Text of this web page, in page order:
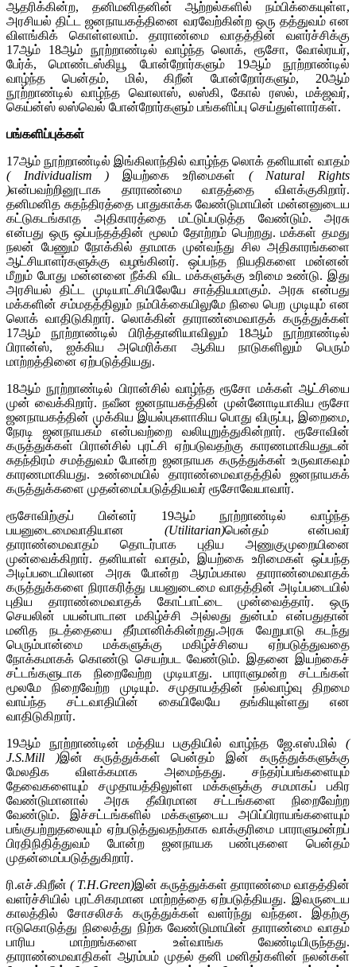
ஆதரிக்கின்ற, தனிமனிதனின் ஆற்றல்களில் நம்பிக்கையுள்ள,
அரசியல் திட்ட ஜனநாயகத்தினை வரவேற்கின்ற ஒரு தத்துவம் என
விளங்கிக் கொள்ளலாம். தாராண்மை வாதத்தின் வளர்ச்சிக்கு
17ஆம் 18ஆம் நூற்றாண்டில் வாழ்ந்த லொக், ரூசோ, வோல்ரயர்,
பேர்க், மொண்டஸ்கியூ போன்றோர்களும் 19ஆம் நூற்றாண்டில்
வாழ்ந்த பென்தம், மில், கிறீன் போன்றோர்களும், 20ஆம்
நூற்றாண்டில் வாழ்ந்த வொலாஸ், லஸ்கி, கோல் ரஸல், மக்ஜவர்,
கெய்ன்ஸ் லஸ்வெல் போன்றோர்களும் பங்களிப்பு செய்துள்ளார்கள்.
பங்களிப்புக்கள்
17ஆம் நூற்றாண்டில் இங்கிலாந்தில் வாழ்ந்த லொக் தனியாள் வாதம்
(
Individualism ) இயற்கை உரிமைகள் (
Natural Rights
)என்பவற்றினூடாக தாராண்மை வாதத்தை விளக்குகிறார்.
தனிமனித சுதந்திரத்தை பாதுகாக்க வேண்டுமாயின் மன்னனுடைய
கட்டுகடங்காத அதிகாரத்தை மட்டுப்படுத்த வேண்டும். அரசு
என்பது ஒரு ஒப்பந்தத்தின் மூலம் தோற்றம் பெற்றது. மக்கள் தமது
நலன் பேணும் நோக்கில் தாமாக முன்வந்து சில அதிகாரங்களை
ஆட்சியாளர்களுக்கு வழங்கினர். ஒப்பந்த நியதிகளை மன்னன்
மீறும் போது மன்னனை நீக்கி விட மக்களுக்கு உரிமை உண்டு. இது
அரசியல் திட்ட முடியாட்சியிலேயே சாத்தியமாகும். அரசு என்பது
மக்களின் சம்மதத்திலும் நம்பிக்கையிலுமே நிலை பெற முடியும் என
லொக் வாதிடுகிறார். லொக்கின் தாராண்மைவாதக் கருத்துக்கள்
17ஆம் நூற்றாண்டில் பிரித்தானியாவிலும் 18ஆம் நூற்றாண்டில்
பிரான்ஸ், ஐக்கிய அமெரிக்கா ஆகிய நாடுகளிலும் பெரும்
மாற்றத்தினை ஏற்படுத்தியது.
18ஆம் நூற்றாண்டில் பிரான்சில் வாழ்ந்த ரூசோ மக்கள் ஆட்சியை
முன் வைக்கிறார். நவீன ஜனநாயகத்தின் முன்னோடியாகிய ரூசோ
ஜனநாயகத்தின் முக்கிய இயல்புகளாகிய பொது விருப்பு, இறைமை,
நேரடி ஜனநாயகம் என்பவற்றை வலியுறுத்துகின்றார். ரூசோவின்
கருத்துக்கள் பிரான்சில் புரட்சி ஏற்படுவதற்கு காரணமாகியதுடன்
சுதந்திரம் சமத்துவம் போன்ற ஜனநாயக கருத்துக்கள் உருவாகவும்
காரணமாகியது. உண்மையில் தாராண்மைவாதத்தில் ஜனநாயகக்
கருத்துக்களை முதன்மைப்படுத்தியவர் ரூசோவேயாவார்.
ரூசோவிற்குப் பின்னர் 19ஆம் நூற்றாண்டில் வாழ்ந்த
பயனுடைமைவாதியான (Utilitarian)பென்தம் என்பவர்
தாராண்மைவாதம் தொடர்பாக புதிய அணுகுமுறையினை
முன்வைக்கிறார். தனியாள் வாதம், இயற்கை உரிமைகள் ஒப்பந்த
அடிப்படையிலான அரசு போன்ற ஆரம்பகால தாராண்மைவாதக்
கருத்துக்களை நிராகரித்து பயனுடைமை வாதத்தின் அடிப்படையில்
புதிய தாராண்மைவாதக் கோட்பாட்டை முன்வைத்தார். ஒரு
செயலின் பயன்பாடான மகிழ்ச்சி அல்லது துன்பம் என்பதுதான்
மனித நடத்தையை தீர்மானிக்கின்றது.அரசு வேறுபாடு கடந்து
பெரும்பான்மை மக்களுக்கு மகிழ்ச்சியை ஏற்படுத்துவதை
நோக்கமாகக் கொண்டு செயற்பட வேண்டும். இதனை இயற்கைச்
சட்டங்களுடாக நிறைவேற்ற முடியாது. பாராளுமன்ற சட்டங்கள்
மூலமே நிறைவேற்ற முடியும். சமுதாயத்தின் நல்வாழ்வு திறமை
வாய்ந்த சட்டவாதியின் கையிலேயே தங்கியுள்ளது என
வாதிடுகிறார்.
19ஆம் நூற்றாண்டின் மத்திய பகுதியில் வாழ்ந்த ஜே.எஸ்.மில் (
J.S.Mill
)இன் கருத்துக்கள் பென்தம் இன் கருத்துக்களுக்கு
மேலதிக விளக்கமாக அமைந்தது. சந்தர்ப்பங்களையும்
தேவைகளையும் சமுதாயத்திலுள்ள மக்களுக்கு சமமாகப் பகிர
வேண்டுமானால் அரசு தீவிரமான சட்டங்களை நிறைவேற்ற
வேண்டும். இச்சட்டங்களில் மக்களுடைய அபிப்பிராயங்களையும்
பங்குபற்றுதலையும் ஏற்படுத்துவதற்காக வாக்குரிமை பாராளுமன்றப்
பிரதிநிதித்துவம் போன்ற ஜனநாயக பண்புகளை பென்தம்
முதன்மைப்படுத்துகிறார்.
ரி.எச்.கிறீன் ( T.H.Green)இன் கருத்துக்கள் தாராண்மை வாதத்தின்
வளர்ச்சியில் புரட்சிகரமான மாற்றத்தை ஏற்படுத்தியது. இவருடைய
காலத்தில் சோசலிசக் கருத்துக்கள் வளர்ந்து வந்தன. இதற்கு
ஈடுகொடுத்து நிலைத்து நிற்க வேண்டுமாயின் தாராண்மை வாதம்
பாரிய மாற்றங்களை உள்வாங்க வேண்டியிருந்தது.
தாராண்மைவாதிகள் ஆரம்பம் முதல் தனி மனிதர்களின் நலன்கள்